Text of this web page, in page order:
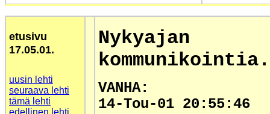
etusivu
17.05.01.
uusin lehti
seuraava lehti
tämä lehti
edellinen lehti
Nykyajan
kommunikointia.
VANHA:
14-Tou-01 20:55:46